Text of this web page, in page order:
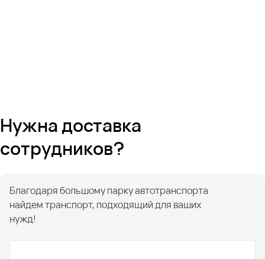
Нужна доставка
сотрудников?
Благодаря большому парку автотранспорта
найдем транспорт, подходящий для ваших
нужд!